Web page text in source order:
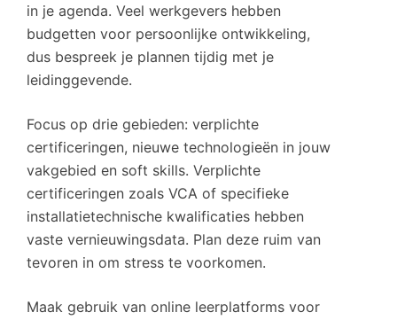
in je agenda. Veel werkgevers hebben
budgetten voor persoonlijke ontwikkeling,
dus bespreek je plannen tijdig met je
leidinggevende.
Focus op drie gebieden: verplichte
certificeringen, nieuwe technologieën in jouw
vakgebied en soft skills. Verplichte
certificeringen zoals VCA of specifieke
installatietechnische kwalificaties hebben
vaste vernieuwingsdata. Plan deze ruim van
tevoren in om stress te voorkomen.
Maak gebruik van online leerplatforms voor